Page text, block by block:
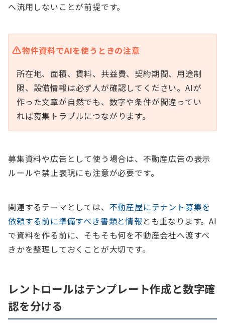
へ流用しないことが前提です。
物件資料でAIを使うときの注意
所在地、面積、賃料、共益費、契約期間、用途制
限、設備情報は必ず人が確認してください。AIが
作った文章が自然でも、数字や条件が間違ってい
れば募集トラブルにつながります。
募集資料や広告として使う場合は、不動産広告の表示
ルールや禁止表現にも注意が必要です。
関連するテーマとしては、 不動産屋にテナント募集を
依頼する前に準備すべき書類と情報 とも重なります。AI
で資料を作る前に、そもそも何を不動産会社へ渡すべ
きかを整理しておくことが大切です。
レントロールはテンプレート作成と数字確
認を分ける